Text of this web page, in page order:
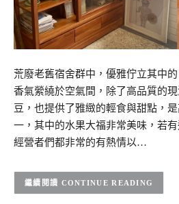
荒廢老舊宿舍群中，優雅佇立其中
香氣縈繞於空氣間，除了高品質的
豆，也提供了雅緻的輕食與甜點，
一，其中的水果大福非常美味，若
經營者們都非常的有熱情以…
CONTINUE READING